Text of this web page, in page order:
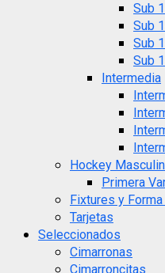
Sub
Sub
Sub
Sub
Intermedia
Hockey
Primera
Fixtures y
Tarjetas
Seleccionados
Cimarronas
Cimarroncitas